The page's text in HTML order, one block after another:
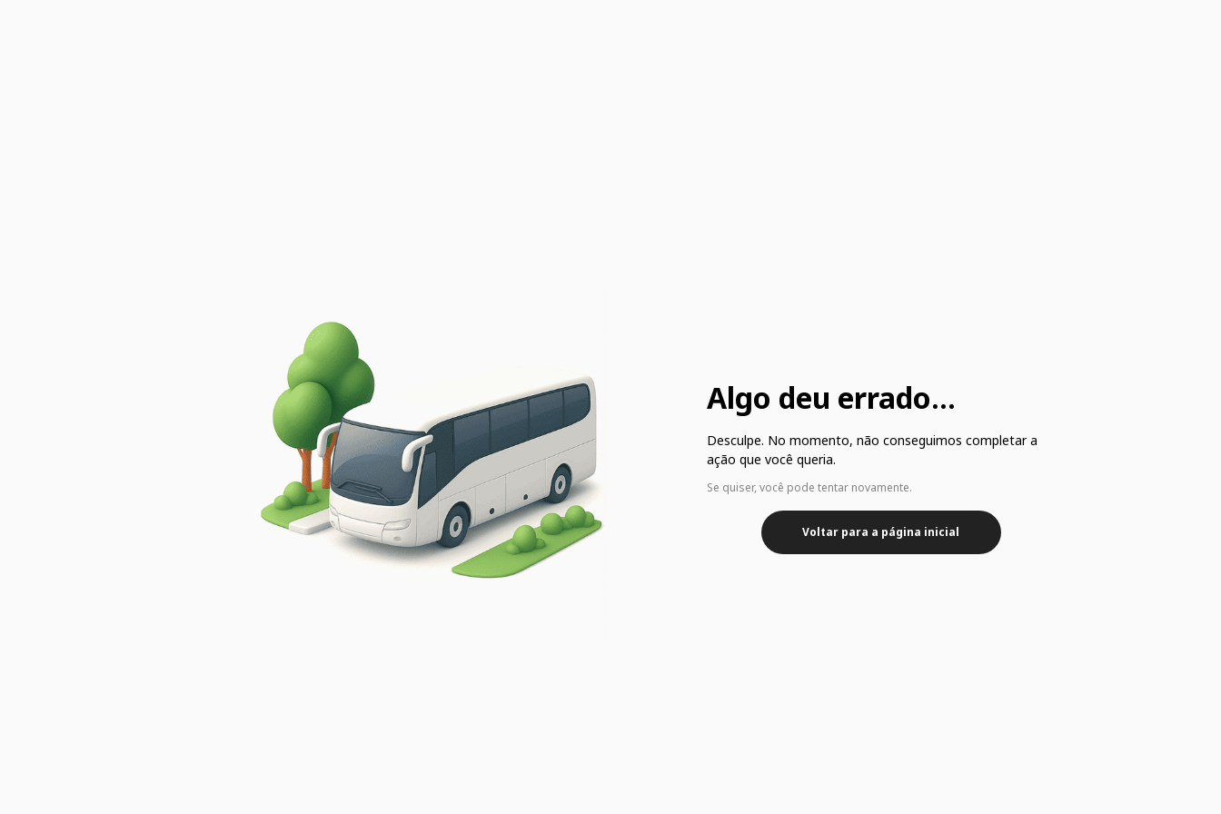
Algo deu errado...
Desculpe. No momento, não conseguimos completar a
ação que você queria.
Se quiser, você pode tentar novamente.
Voltar para a página inicial